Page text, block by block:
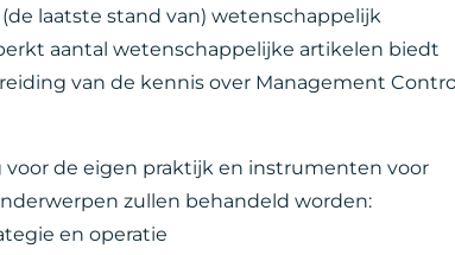
laatste stand van) wetenschappelijk
aantal wetenschappelijke artikelen biedt
van de kennis over Management
de eigen praktijk en instrumenten voor
zullen behandeld worden:
en operatie